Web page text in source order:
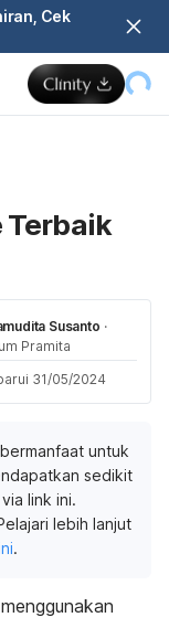
Cek
Terbaik
Susanto ·
Pramita
31/05/2024
untuk
sedikit
link ini.
lebih lanjut
.